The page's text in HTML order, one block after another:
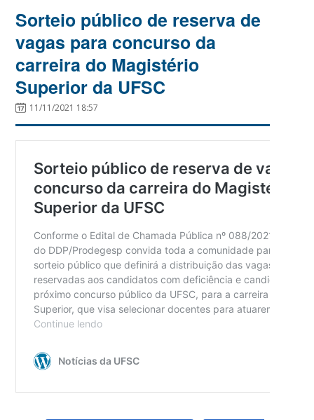
Sorteio público de reserva de
vagas para concurso da
carreira do Magistério
Superior da UFSC
11/11/2021 18:57